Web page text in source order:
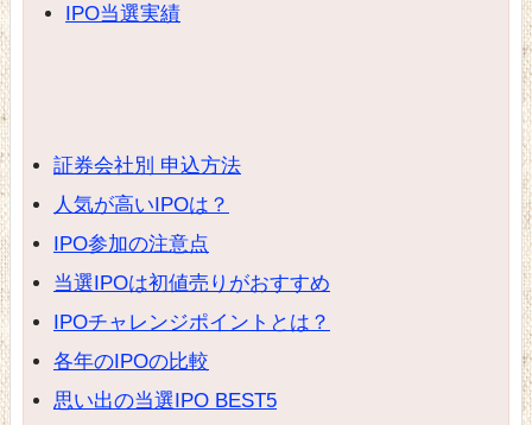
IPO当選実績
証券会社別 申込方法
人気が高いIPOは？
IPO参加の注意点
当選IPOは初値売りがおすすめ
IPOチャレンジポイントとは？
各年のIPOの比較
思い出の当選IPO BEST5